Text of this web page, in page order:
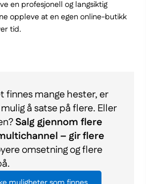
en profesjonell og langsiktig
oppleve at en egen online-butikk
tid.
finnes mange hester, er
å satse på flere. Eller
Salg gjennom flere
– gir flere
omsetning og flere
(Nowe